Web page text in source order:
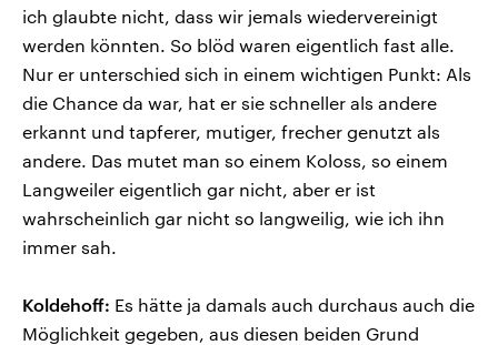
ich glaubte nicht, dass wir jemals wiedervereinigt
werden könnten. So blöd waren eigentlich fast alle.
Nur er unterschied sich in einem wichtigen Punkt: Als
die Chance da war, hat er sie schneller als andere
erkannt und tapferer, mutiger, frecher genutzt als
andere. Das mutet man so einem Koloss, so einem
Langweiler eigentlich gar nicht, aber er ist
wahrscheinlich gar nicht so langweilig, wie ich ihn
immer sah.
Koldehoff: Es hätte ja damals auch durchaus auch die
Möglichkeit gegeben, aus diesen beiden Grund